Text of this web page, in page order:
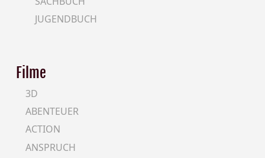
JUGENDBUCH
Filme
3D
ABENTEUER
ACTION
ANSPRUCH